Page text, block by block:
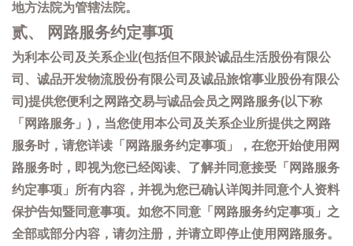
地方法院为管辖法院。
贰、 网路服务约定事项
为利本公司及关系企业(包括但不限於诚品生活股份有限公
司、诚品开发物流股份有限公司及诚品旅馆事业股份有限公
司)提供您便利之网路交易与诚品会员之网路服务(以下称
「网路服务」)，当您使用本公司及关系企业所提供之网路
服务时，请您详读「网路服务约定事项」，在您开始使用网
路服务时，即视为您已经阅读、了解并同意接受「网路服务
约定事项」所有内容，并视为您已确认详阅并同意个人资料
保护告知暨同意事项。如您不同意「网路服务约定事项」之
全部或部分内容，请勿注册，并请立即停止使用网路服务。